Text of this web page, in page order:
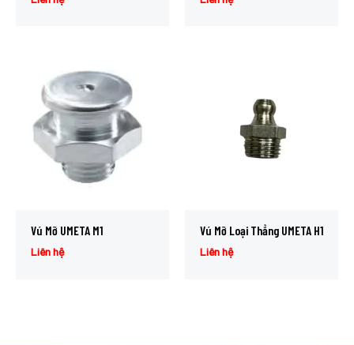
Vú Mỡ UMETA M1
Liên hệ
Vú Mỡ Loại Thẳng UMETA H1
Liên hệ